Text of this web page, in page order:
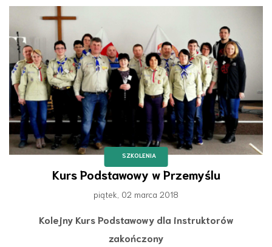
SZKOLENIA
Kurs Podstawowy w Przemyślu
piątek, 02 marca 2018
Kolejny Kurs Podstawowy dla instruktorów
zakończony